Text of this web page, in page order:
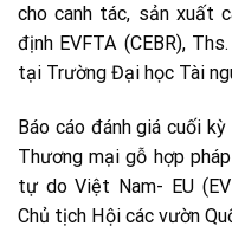
cho canh tác, sản xuất
định EVFTA (CEBR),
tại Trường Đại học Tài
Báo cáo đánh giá cuối
Thương mại gỗ hợp
tự do Việt Nam- EU
Chủ tịch Hội các vườn